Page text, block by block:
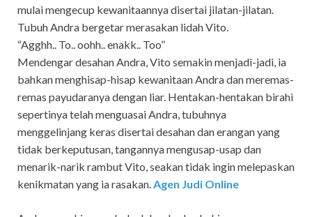
mulai mengecup kewanitaannya disertai jilatan-jilatan.
Tubuh Andra bergetar merasakan lidah Vito.
“Agghh.. To.. oohh.. enakk.. Too”
Mendengar desahan Andra, Vito semakin menjadi-jadi, ia
bahkan menghisap-hisap kewanitaan Andra dan meremas-
remas payudaranya dengan liar. Hentakan-hentakan birahi
sepertinya telah menguasai Andra, tubuhnya
menggelinjang keras disertai desahan dan erangan yang
tidak berkeputusan, tangannya mengusap-usap dan
menarik-narik rambut Vito, seakan tidak ingin melepaskan
kenikmatan yang ia rasakan.Agen Judi Online